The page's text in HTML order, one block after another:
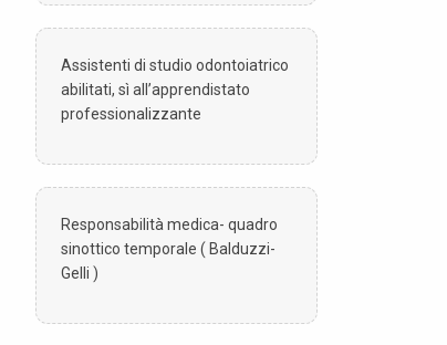
Assistenti di studio odontoiatrico
abilitati, sì all’apprendistato
professionalizzante
Responsabilità medica- quadro
sinottico temporale ( Balduzzi-
Gelli )